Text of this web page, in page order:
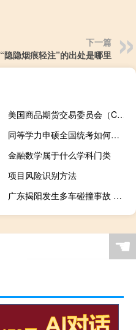
下一篇
“隐隐烟痕轻注”的出处是哪里
美国商品期货交易委员会（CFTC）：截至10月17日当周欧元净多头头寸为82,410手合约日元净空头头寸为-102,658手合约
同等学力申硕全国统考如何是不是先去上课学习
金融数学属于什么学科门类
项目风险识别方法
广东揭阳发生多车碰撞事故 造成1死9伤
☚